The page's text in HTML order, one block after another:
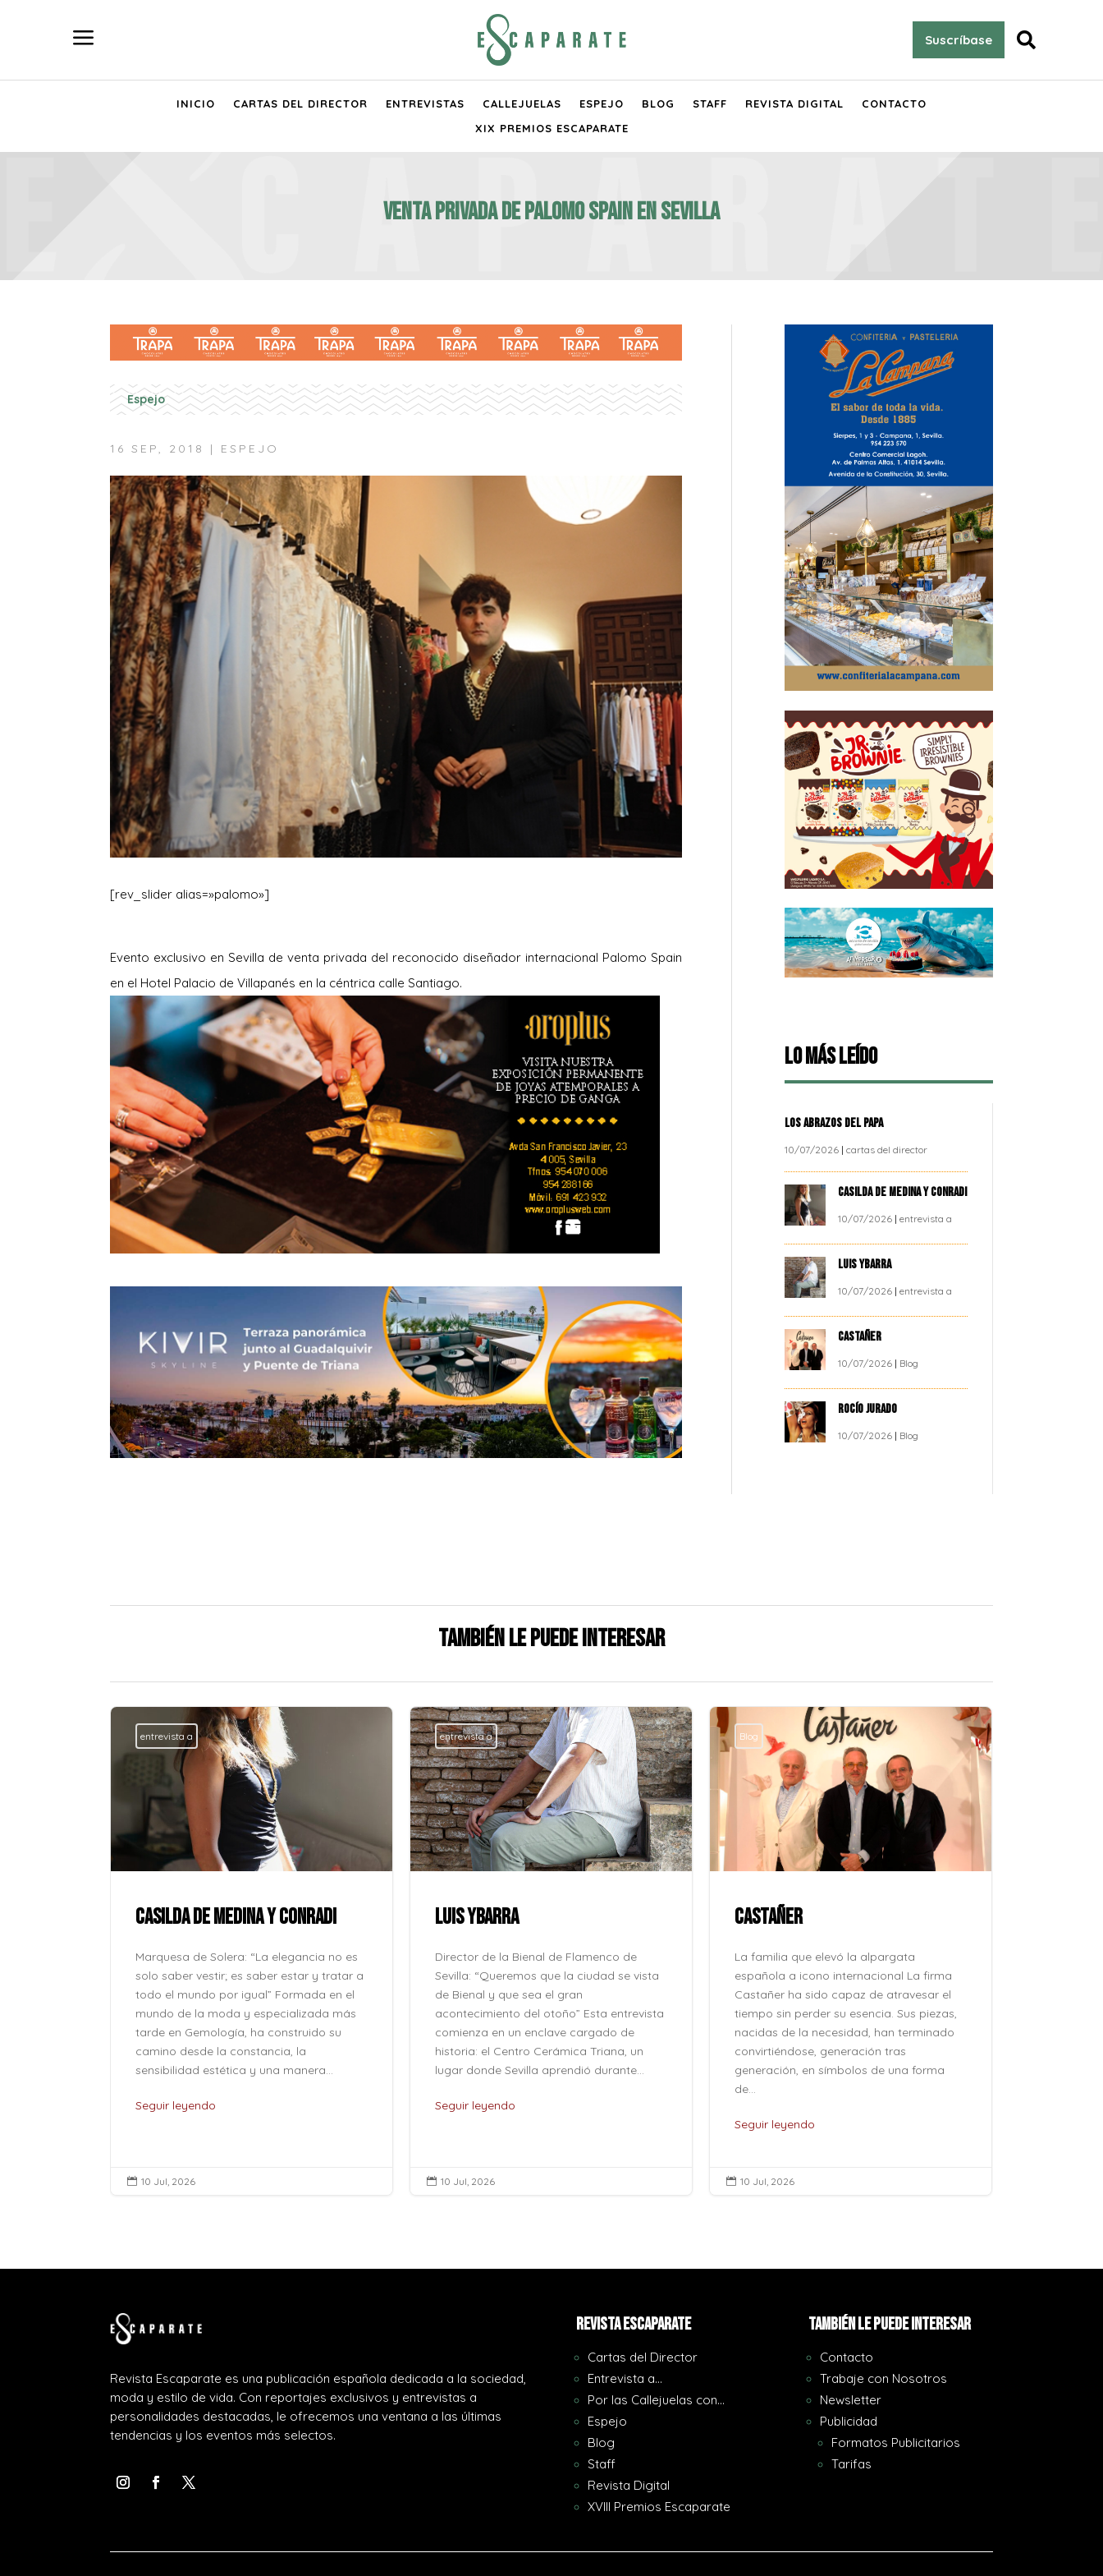
a Suscríbase 
INICIO CARTAS DEL DIRECTOR ENTREVISTAS CALLEJUELAS ESPEJO BLOG STAFF REVISTA DIGITAL
CONTACTO
XIX PREMIOS ESCAPARATE
Venta privada de Palomo Spain en Sevilla
Espejo
16 SEP, 2018 | ESPEJO
[rev_slider alias=»palomo»]
Evento exclusivo en Sevilla de venta privada del reconocido diseñador internacional Palomo Spain
en el Hotel Palacio de Villapanés en la céntrica calle Santiago.
Lo más leído
LOS ABRAZOS DEL PAPA
10/07/2026 |cartas del director
CASILDA DE MEDINA Y CONRADI
10/07/2026 |entrevista a
LUIS YBARRA
10/07/2026 |entrevista a
CASTAÑER
10/07/2026 | Blog
ROCÍO JURADO
10/07/2026 | Blog
También le puede interesar
entrevista a
CASILDA DE MEDINA Y CONRADI
Marquesa de Solera: “La elegancia no es
solo saber vestir; es saber estar y tratar a
todo el mundo por igual” Formada en el
mundo de la moda y especializada más
tarde en Gemología, ha construido su
camino desde la constancia, la
sensibilidad estética y una manera...
Seguir leyendo
 10 Jul, 2026
entrevista a
LUIS YBARRA
Director de la Bienal de Flamenco de
Sevilla: “Queremos que la ciudad se vista
de Bienal y que sea el gran
acontecimiento del otoño” Esta entrevista
comienza en un enclave cargado de
historia: el Centro Cerámica Triana, un
lugar donde Sevilla aprendió durante...
Seguir leyendo
 10 Jul, 2026
Blog
CASTAÑER
La familia que elevó la alpargata
española a icono internacional La firma
Castañer ha sido capaz de atravesar el
tiempo sin perder su esencia. Sus piezas,
nacidas de la necesidad, han terminado
convirtiéndose, generación tras
generación, en símbolos de una forma
de...
Seguir leyendo
 10 Jul, 2026
Revista Escaparate es una publicación española dedicada a la sociedad,
moda y estilo de vida. Con reportajes exclusivos y entrevistas a
personalidades destacadas, le ofrecemos una ventana a las últimas
tendencias y los eventos más selectos.
REVISTA ESCAPARATE
Cartas del Director
Entrevista a…
Por las Callejuelas con…
Espejo
Blog
Staff
Revista Digital
XVIII Premios Escaparate
También le puede interesar
Contacto
Trabaje con Nosotros
Newsletter
Publicidad
Formatos Publicitarios
Tarifas